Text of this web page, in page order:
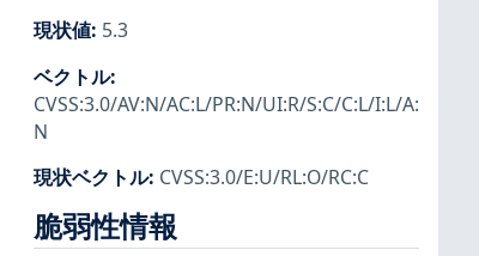
現状値: 5.3
ベクトル:
CVSS:3.0/AV:N/AC:L/PR:N/UI:R/S:C/C:L/I:L/A:
N
現状ベクトル: CVSS:3.0/E:U/RL:O/RC:C
脆弱性情報